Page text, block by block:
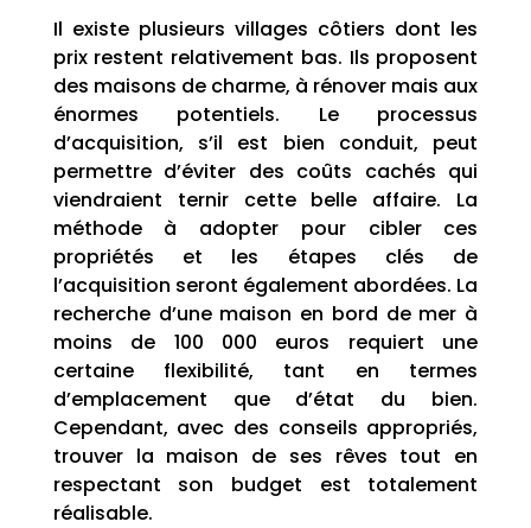
Il existe plusieurs villages côtiers dont les
prix restent relativement bas. Ils proposent
des maisons de charme, à rénover mais aux
énormes potentiels. Le processus
d’acquisition, s’il est bien conduit, peut
permettre d’éviter des coûts cachés qui
viendraient ternir cette belle affaire. La
méthode à adopter pour cibler ces
propriétés et les étapes clés de
l’acquisition seront également abordées. La
recherche d’une maison en bord de mer à
moins de 100 000 euros requiert une
certaine flexibilité, tant en termes
d’emplacement que d’état du bien.
Cependant, avec des conseils appropriés,
trouver la maison de ses rêves tout en
respectant son budget est totalement
réalisable.